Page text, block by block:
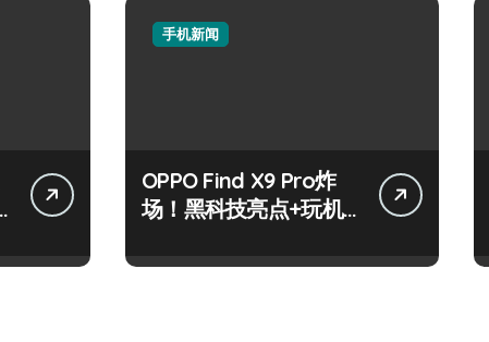
手机新闻
OPPO Find X9 Pro炸
场！黑科技亮点+玩机